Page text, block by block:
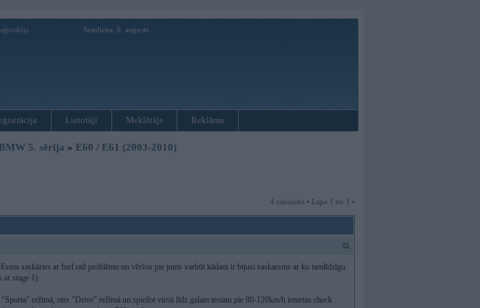
Sestdiena, 8. augusts
Lietotāji Meklētājs Reklāma
BMW 5. sērija » E60 / E61 (2003-2010)
4 ziņojumi • Lapa 1 no 1 •
#1
saskāries ar fuel rail problēmu un vēršos pie jums varbūt kādam ir bijusi saskarsme ar ko tamlīdzīgu.
ar stage 1)
režīmā, otrs "Drive" režīmā un spiežot virsū līdz galam testam pie 80-120km/h iemetas check